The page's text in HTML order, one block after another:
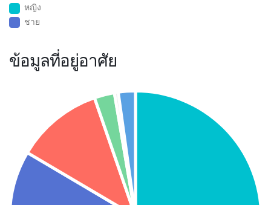
หญิง
ชาย
ข้อมูลที่อยู่อาศัย